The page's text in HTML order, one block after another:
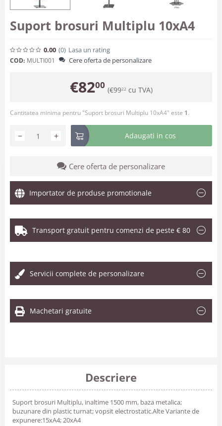
Suport brosuri Multiplu 10xA4
0.00 (0) Lasa un rating
COD: MULTI001 Cere oferta de personalizare
€8200 (€9922 cu TVA)
Cantitatea minima pentru "Suport brosuri Multiplu 10xA4" este 1.
+
− Adaugati in cos
Cere oferta de personalizare
Importator de produse promotionale
Transport gratuit pentru comenzi de peste € 80
Servicii complete de personalizare
Machetari gratuite
Descriere
Suport brosuri Multiplu, inaltime 1500 mm, baza metalica;
buzunare din plastic turnat; vopsit electrostatic.Alte Variante de
expunere:15xA4; 20xA4